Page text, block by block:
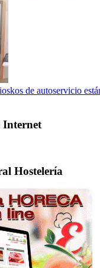
de autoservicio
Internet
Hostelería